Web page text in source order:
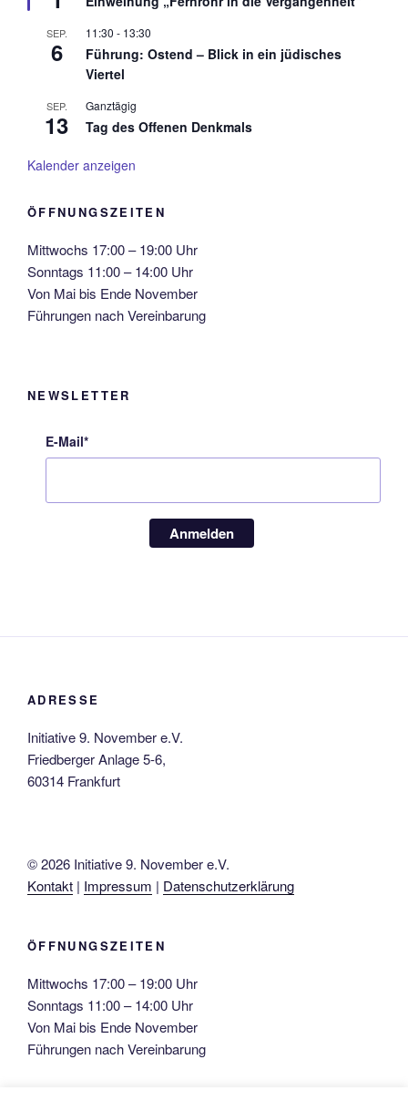
e
o
b
n
r
o
r
e
o
b
e
SEP.
6
11:30 - 13:30
Führung: Ostend – Blick in ein jüdisches
Viertel
SEP.
13
Ganztägig
Tag des Offenen Denkmals
Kalender anzeigen
ÖFFNUNGSZEITEN
Mittwochs 17:00 – 19:00 Uhr
Sonntags 11:00 – 14:00 Uhr
Von Mai bis Ende November
Führungen nach Vereinbarung
NEWSLETTER
E-Mail*
Anmelden
ADRESSE
Initiative 9. November e.V.
Friedberger Anlage 5-6,
60314 Frankfurt
© 2026 Initiative 9. November e.V.
Kontakt | Impressum | Datenschutzerklärung
ÖFFNUNGSZEITEN
Mittwochs 17:00 – 19:00 Uhr
Sonntags 11:00 – 14:00 Uhr
Von Mai bis Ende November
Führungen nach Vereinbarung